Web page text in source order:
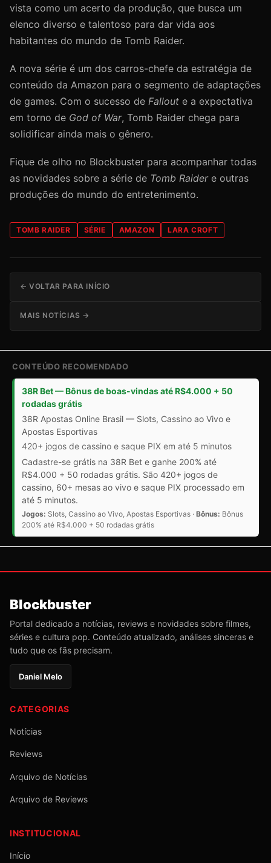
vista como um acerto da produção, que busca um
elenco diverso e talentoso para dar vida aos
habitantes do mundo de Tomb Raider.
A nova série é um dos carros-chefe da estratégia de
conteúdo da Amazon para o segmento de adaptações
de games. Com o sucesso de Fallout e a expectativa
em torno de God of War, Tomb Raider chega para
solidificar ainda mais o gênero.
Fique de olho no Blockbuster para acompanhar todas
as novidades sobre a série de Tomb Raidere outras
produções do mundo do entretenimento.
TOMB RAIDER SÉRIE AMAZON LARA CROFT
← VOLTAR PARA INÍCIO
MAIS NOTÍCIAS →
CONTEÚDO RECOMENDADO
38R Bet — Bônus de boas-vindas até R$4.000 + 50
rodadas grátis
38R Apostas Online Brasil — Slots, Cassino ao Vivo e
Apostas Esportivas
420+ jogos de cassino e saque PIX em até 5 minutos
Cadastre-se grátis na 38R Bet e ganhe 200% até
R$4.000 + 50 rodadas grátis. São 420+ jogos de
cassino, 60+ mesas ao vivo e saque PIX processado em
até 5 minutos.
Jogos: Slots, Cassino ao Vivo, Apostas Esportivas · Bônus: Bônus
200% até R$4.000 + 50 rodadas grátis
Blockbuster
Portal dedicado a notícias, reviews e novidades sobre filmes,
séries e cultura pop. Conteúdo atualizado, análises sinceras e
tudo que os fãs precisam.
Daniel Melo
CATEGORIAS
Notícias
Reviews
Arquivo de Notícias
Arquivo de Reviews
INSTITUCIONAL
Início